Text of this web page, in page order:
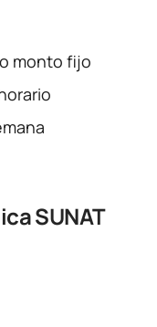
monto fijo
SUNAT